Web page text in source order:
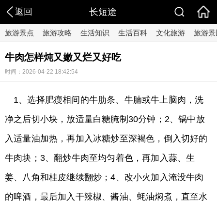
返回 长短途
旅游景点 旅游攻略 生活知识 生活百科 文化旅游 旅游景
牛肉怎样炖又嫩又烂又好吃
时间：2026-04-22 18:42:54
1、选择肥瘦相间的牛肋条、牛腩或牛上脑肉，洗
净之后切小块，放适量白糖腌制30分钟；2、锅中放
入适量油加热，再加入冰糖炒至深褐色，倒入切好的
牛肉块；3、翻炒牛肉至均匀着色，再加入蒜、生
姜、八角和桂皮继续翻炒；4、改小火加入淹没牛肉
的啤酒，最后加入干辣椒、酱油、蚝油焖煮，直至水